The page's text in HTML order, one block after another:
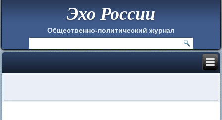
Эхо России
Общественно-политический журнал